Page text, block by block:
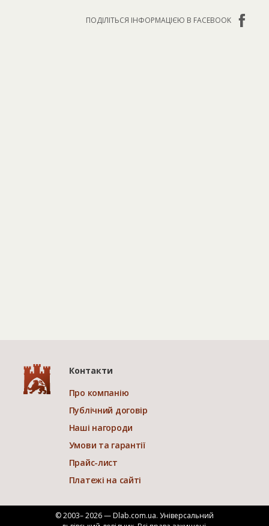
ПОДІЛІТЬСЯ ІНФОРМАЦІЄЮ В FACEBOOK
Контакти
Про компанію
Публічний договір
Наші нагороди
Умови та гарантії
Прайс-лист
Платежі на сайті
© 2003– 2026 — Dlab.com.ua. Універсальний